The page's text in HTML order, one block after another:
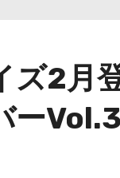
ズ2月
ーVol.3